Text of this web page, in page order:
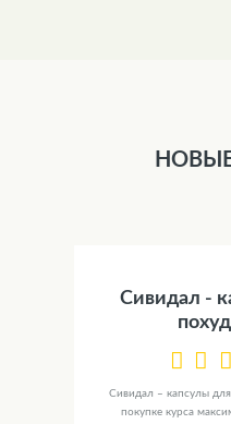
Сивидал -
Сивидал – капсулы
покупке курса